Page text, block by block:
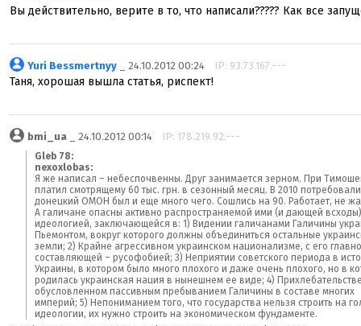
Вы действительно, верите в то, что написали????? Как все
Yuri Bessmertnyy _ 24.10.2012 00:24 IP: 93.73.167.---
Таня, хорошая вышла статья, риспект!
bmi_ua _ 24.10.2012 00:14 IP: 178.219.92.---
Gleb 78:
nexoxlobas:
Я же написал – небеспочвенны. Друг занимается зерном. При
платил смотрящему 60 тыс. грн. в сезонный месяц. В 2010
донецкий ОМОН был и еще много чего. Сошлись на 90. Работает, не
А галичане опасны активно распространяемой ими (и дающей всходы)
идеологией, заключающейся в: 1) Видении галичанами Галичины
Пьемонтом, вокруг которого должны объединиться остальные
земли; 2) Крайне агрессивном украинском национализме, с его
составляющей – русофобией; 3) Неприятии советского периода в
Украины, в котором было много плохого и даже очень плохого, но в
родилась украинская нация в нынешнем ее виде; 4)
обусловленном пассивным пребыванием Галичины в составе многих
империй; 5) Непониманием того, что государства нельзя строить на
идеологии, их нужно строить на экономическом фундаменте.